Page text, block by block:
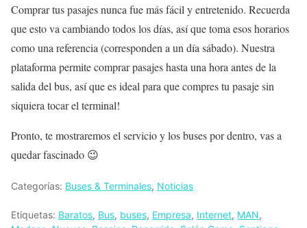
Comprar tus pasajes nunca fue más fácil y entretenido. Recuerda
que esto va cambiando todos los días, así que toma esos horarios
como una referencia (corresponden a un día sábado). Nuestra
plataforma permite comprar pasajes hasta una hora antes de la
salida del bus, así que es ideal para que compres tu pasaje sin
siquiera tocar el terminal!
Pronto, te mostraremos el servicio y los buses por dentro, vas a
quedar fascinado 😉
Categorías: Buses & Terminales, Noticias
Etiquetas: Baratos, Bus, buses, Empresa, Internet, MAN,